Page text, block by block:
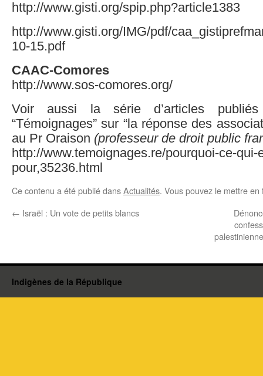
http://www.gisti.org/spip.php?article1383
http://www.gisti.org/IMG/pdf/
10-15.pdf
CAAC-Comores
http://www.sos-comores.org/
Voir aussi la série d’articles
“Témoignages” sur “la réponse des
au Pr Oraison (professeur de droit public
http://www.temoignages.re/pourquoi-ce-qui-
pour,35236.html
Ce contenu a été publié dansActualités. Vous pouvez le mettre
← Israël : Un vote de petits blancs
Indigènes de la République